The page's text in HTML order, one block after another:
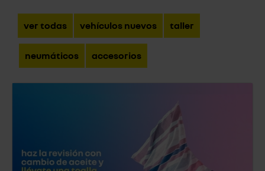
ver todas vehículos nuevos taller
neumáticos accesorios